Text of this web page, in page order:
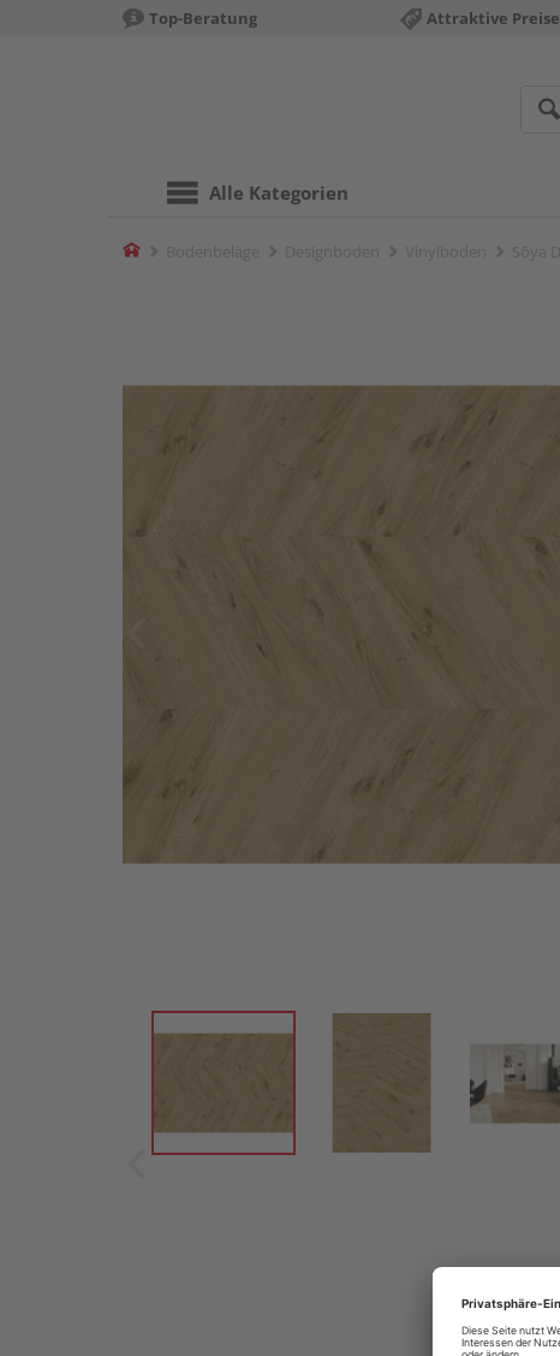
Top-Beratung Attraktive Preise
Alle Kategorien
Home